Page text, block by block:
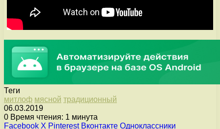
Теги
митлоф мясной традиционный
06.03.2019
0 Время чтения: 1 минута
Facebook X Pinterest Вконтакте Одноклассники